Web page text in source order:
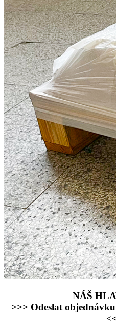
NÁŠ
>>> Odeslat